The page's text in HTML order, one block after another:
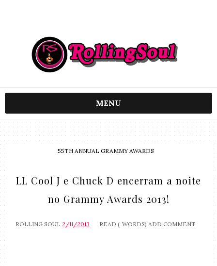
MENU
55TH ANNUAL GRAMMY AWARDS
LL Cool J e Chuck D encerram a noite
no Grammy Awards 2013!
ROLLING SOUL 2/11/2013 READ ( WORDS) ADD COMMENT